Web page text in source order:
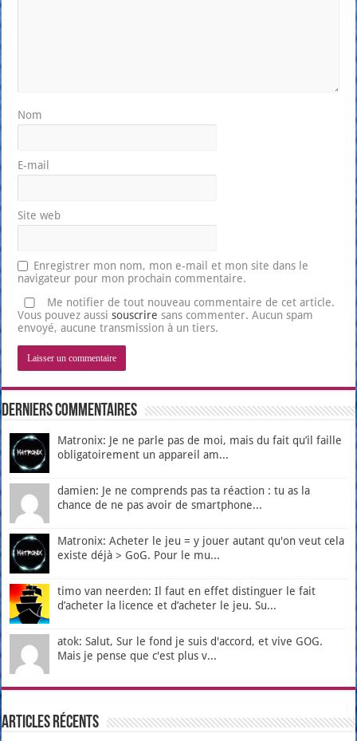
Nom
E-mail
Site web
Enregistrer mon nom, mon e-mail et mon site dans le
navigateur pour mon prochain commentaire.
Me notifier de tout nouveau commentaire de cet article.
Vous pouvez aussisouscrire sans commenter. Aucun spam
envoyé, aucune transmission à un tiers.
Derniers Commentaires
Matronix: Je ne parle pas de moi, mais du fait qu’il faille
obligatoirement un appareil am...
damien: Je ne comprends pas ta réaction : tu as la
chance de ne pas avoir de smartphone...
Matronix: Acheter le jeu = y jouer autant qu'on veut cela
existe déjà > GoG. Pour le mu...
timo van neerden: Il faut en effet distinguer le fait
d’acheter la licence et d’acheter le jeu. Su...
atok: Salut, Sur le fond je suis d'accord, et vive GOG.
Mais je pense que c'est plus v...
Articles récents